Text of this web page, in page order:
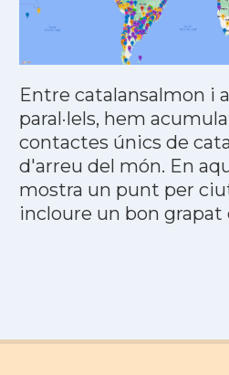
Entre catalansalmon i
paral·lels, hem
contactes únics de
d'arreu del món. En
mostra un punt per
incloure un bon grapat